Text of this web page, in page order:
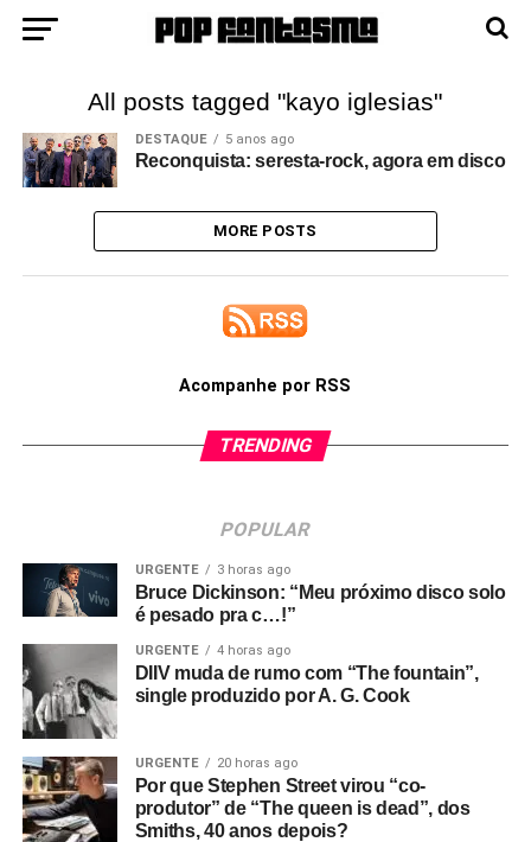
All posts tagged "kayo iglesias"
DESTAQUE 5 anos ago
Reconquista: seresta-rock, agora em disco
MORE POSTS
Acompanhe por RSS
TRENDING
POPULAR
URGENTE 3 horas ago
Bruce Dickinson: “Meu próximo disco solo
é pesado pra c…!”
URGENTE 4 horas ago
DIIV muda de rumo com “The fountain”,
single produzido por A. G. Cook
URGENTE 20 horas ago
Por que Stephen Street virou “co-
produtor” de “The queen is dead”, dos
Smiths, 40 anos depois?